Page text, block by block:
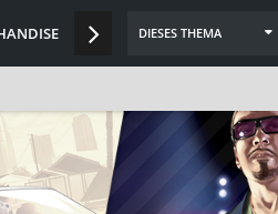
DISCORDDIESES THEMA